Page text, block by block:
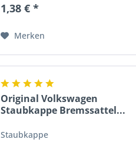
1,38 € *
Merken
Original Volkswagen
Staubkappe Bremssattel...
Staubkappe